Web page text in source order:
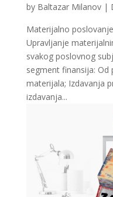
by Baltazar Milanov|
Materijalno
Upravljanje
svakog poslovnog
segment finansija:
materijala; Izdavanja
izdavanja...